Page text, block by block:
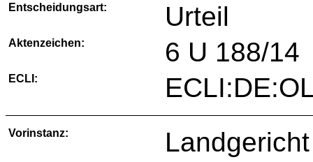
Entscheidungsart: Urteil
Aktenzeichen: 6 U 188/14
ECLI:
Vorinstanz: